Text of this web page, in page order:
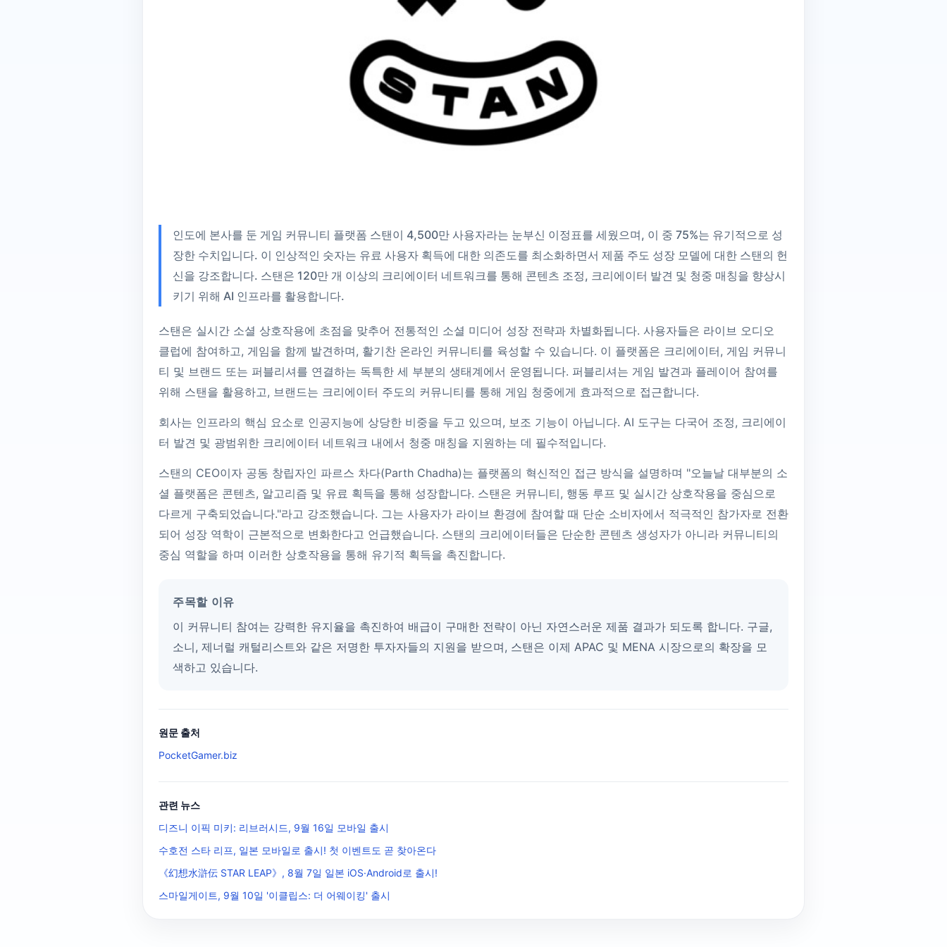
인도에 본사를 둔 게임 커뮤니티 플랫폼 스탠이 4,500만 사용자라는 눈부신 이정표를 세웠으며, 이 중 75%는 유기적으로 성
장한 수치입니다. 이 인상적인 숫자는 유료 사용자 획득에 대한 의존도를 최소화하면서 제품 주도 성장 모델에 대한 스탠의 헌
신을 강조합니다. 스탠은 120만 개 이상의 크리에이터 네트워크를 통해 콘텐츠 조정, 크리에이터 발견 및 청중 매칭을 향상시
키기 위해 AI 인프라를 활용합니다.
스탠은 실시간 소셜 상호작용에 초점을 맞추어 전통적인 소셜 미디어 성장 전략과 차별화됩니다. 사용자들은 라이브 오디오
클럽에 참여하고, 게임을 함께 발견하며, 활기찬 온라인 커뮤니티를 육성할 수 있습니다. 이 플랫폼은 크리에이터, 게임 커뮤니
티 및 브랜드 또는 퍼블리셔를 연결하는 독특한 세 부분의 생태계에서 운영됩니다. 퍼블리셔는 게임 발견과 플레이어 참여를
위해 스탠을 활용하고, 브랜드는 크리에이터 주도의 커뮤니티를 통해 게임 청중에게 효과적으로 접근합니다.
회사는 인프라의 핵심 요소로 인공지능에 상당한 비중을 두고 있으며, 보조 기능이 아닙니다. AI 도구는 다국어 조정, 크리에이
터 발견 및 광범위한 크리에이터 네트워크 내에서 청중 매칭을 지원하는 데 필수적입니다.
스탠의 CEO이자 공동 창립자인 파르스 차다(Parth Chadha)는 플랫폼의 혁신적인 접근 방식을 설명하며 "오늘날 대부분의 소
셜 플랫폼은 콘텐츠, 알고리즘 및 유료 획득을 통해 성장합니다. 스탠은 커뮤니티, 행동 루프 및 실시간 상호작용을 중심으로
다르게 구축되었습니다."라고 강조했습니다. 그는 사용자가 라이브 환경에 참여할 때 단순 소비자에서 적극적인 참가자로 전환
되어 성장 역학이 근본적으로 변화한다고 언급했습니다. 스탠의 크리에이터들은 단순한 콘텐츠 생성자가 아니라 커뮤니티의
중심 역할을 하며 이러한 상호작용을 통해 유기적 획득을 촉진합니다.
주목할 이유
이 커뮤니티 참여는 강력한 유지율을 촉진하여 배급이 구매한 전략이 아닌 자연스러운 제품 결과가 되도록 합니다. 구글,
소니, 제너럴 캐털리스트와 같은 저명한 투자자들의 지원을 받으며, 스탠은 이제 APAC 및 MENA 시장으로의 확장을 모
색하고 있습니다.
원문 출처
PocketGamer.biz
관련 뉴스
디즈니 이픽 미키: 리브러시드, 9월 16일 모바일 출시
수호전 스타 리프, 일본 모바일로 출시! 첫 이벤트도 곧 찾아온다
《幻想水滸伝 STAR LEAP》, 8월 7일 일본 iOS·Android로 출시!
스마일게이트, 9월 10일 '이클립스: 더 어웨이킹' 출시